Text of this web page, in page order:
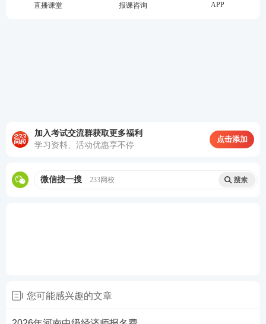
业类别的具体考试时间和批次划分，视报名情况另行
热点推荐：
缺，稳步提升！【进入下载APP刷题
直播课堂 报课咨询 APP
加入考试交流群获取更多福利
学习资料、活动优惠享不停
点击添加
微信搜一搜 233网校
您可能感兴趣的文章